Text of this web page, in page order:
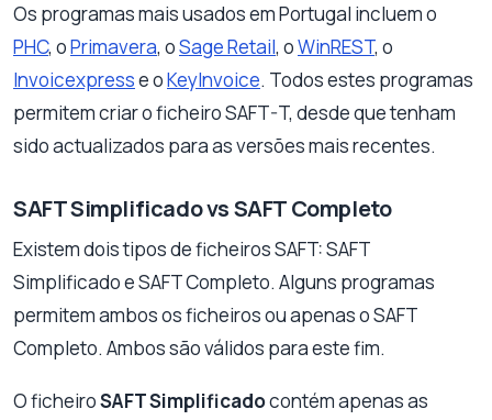
Os programas mais usados em Portugal incluem o
PHC, oPrimavera, oSage Retail, oWinREST, o
Invoicexpresse oKeyInvoice. Todos estes programas
permitem criar o ficheiro SAFT-T, desde que tenham
sido actualizados para as versões mais recentes.
SAFT Simplificado vs SAFT Completo
Existem dois tipos de ficheiros SAFT: SAFT
Simplificado e SAFT Completo. Alguns programas
permitem ambos os ficheiros ou apenas o SAFT
Completo. Ambos são válidos para este fim.
O ficheiroSAFT Simplificadocontém apenas as